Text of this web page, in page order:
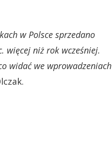
w Polsce sprzedano
więcej niż rok wcześniej.
widać we wprowadzeniach